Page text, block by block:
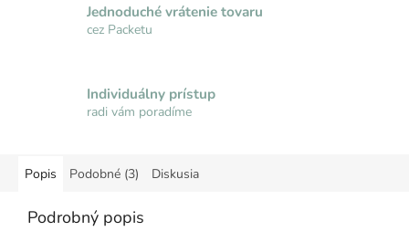
Jednoduché vrátenie tovaru
cez Packetu
Individuálny prístup
radi vám poradíme
Popis Podobné (3) Diskusia
Podrobný popis